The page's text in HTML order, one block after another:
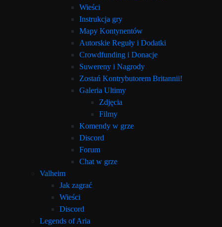
Wieści
Instrukcja gry
Mapy Kontynentów
Autorskie Reguły i Dodatki
Crowdfunding i Donacje
Suwereny i Nagrody
Zostań Kontrybutorem Britannii!
Galeria Ultimy
Zdjęcia
Filmy
Komendy w grze
Discord
Forum
Chat w grze
Valheim
Jak zagrać
Wieści
Discord
Legends of Aria